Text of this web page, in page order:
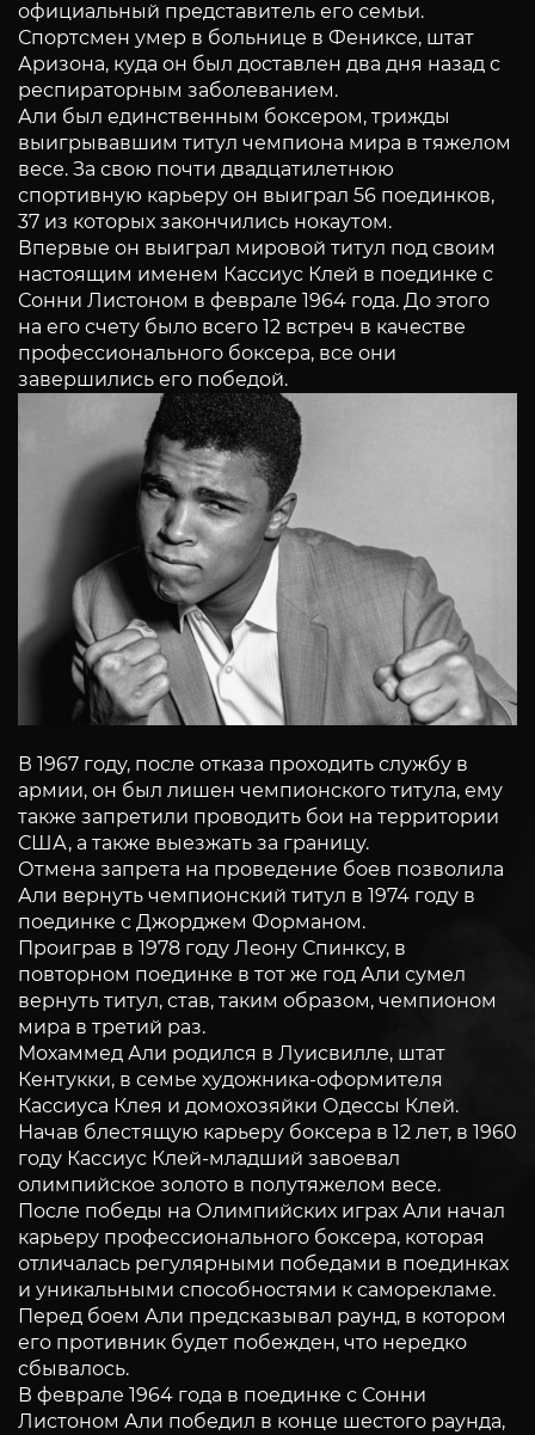
официальный представитель его семьи.
Спортсмен умер в больнице в Фениксе, штат
Аризона, куда он был доставлен два дня назад с
респираторным заболеванием.
Али был единственным боксером, трижды
выигрывавшим титул чемпиона мира в тяжелом
весе. За свою почти двадцатилетнюю
спортивную карьеру он выиграл 56 поединков,
37 из которых закончились нокаутом.
Впервые он выиграл мировой титул под своим
настоящим именем Кассиус Клей в поединке с
Сонни Листоном в феврале 1964 года. До этого
на его счету было всего 12 встреч в качестве
профессионального боксера, все они
завершились его победой.
В 1967 году, после отказа проходить службу в
армии, он был лишен чемпионского титула, ему
также запретили проводить бои на территории
США, а также выезжать за границу.
Отмена запрета на проведение боев позволила
Али вернуть чемпионский титул в 1974 году в
поединке с Джорджем Форманом.
Проиграв в 1978 году Леону Спинксу, в
повторном поединке в тот же год Али сумел
вернуть титул, став, таким образом, чемпионом
мира в третий раз.
Мохаммед Али родился в Луисвилле, штат
Кентукки, в семье художника-оформителя
Кассиуса Клея и домохозяйки Одессы Клей.
Начав блестящую карьеру боксера в 12 лет, в 1960
году Кассиус Клей-младший завоевал
олимпийское золото в полутяжелом весе.
После победы на Олимпийских играх Али начал
карьеру профессионального боксера, которая
отличалась регулярными победами в поединках
и уникальными способностями к саморекламе.
Перед боем Али предсказывал раунд, в котором
его противник будет побежден, что нередко
сбывалось.
В феврале 1964 года в поединке с Сонни
Листоном Али победил в конце шестого раунда,